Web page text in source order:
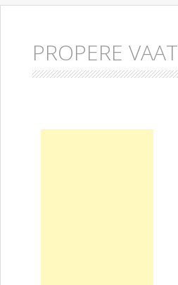
PROPERE VAAT